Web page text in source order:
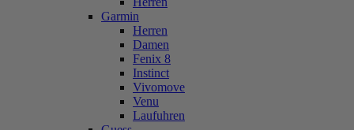
Garmin
Herren
Damen
Fenix 8
Instinct
Vivomove
Venu
Laufuhren